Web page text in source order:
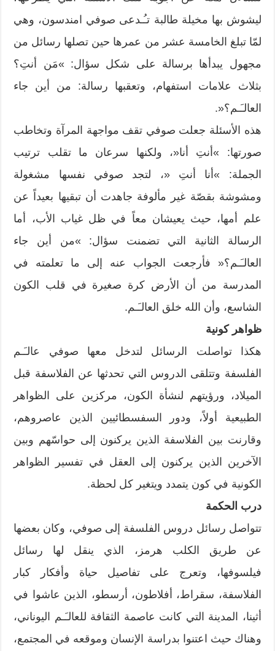
ليشوش بها مخيلة طالبة تـُـدعى صوفي امندسون، وهي
لمّا تبلغ الخامسة عشر من عمرها حين تصلها رسائل من
مجهول يبدأها برسالة على شكل سؤال: »مَن أنتِ؟
بثلاث علامات استفهام، وتعقبها رسالة: من أين جاء
العالـَـم؟«.
هذه الأسئلة جعلت صوفي تقف مواجهة المرآة وتخاطب
صورتها: »أنتِ أنا«، ولكنها سرعان ما تقلب ترتيب
الجملة: »أنا أنتِ «، لتجد صوفي نفسها مشغولة
ومشوشة بقصّة غير مألوفة جاهدت أن تبقيها بعيداً عن
علم أمها، حيث يعيشان معاً في ظل غياب الأب، أما
الرسالة الثانية التي تضمنت سؤال: »من أين جاء
العالـَـم؟« فأرجعت الجواب عنه إلى ما تعلمته في
المدرسة من أن الأرض كرة صغيرة في قلب الكون
الشاسع، وأن الله خلق العالـَـم.
ظواهر كونية
هكذا تواصلت الرسائل لتدخل معها صوفي عالـَـم
الفلسفة وتتلقى الدروس التي تحدثها عن الفلاسفة قبل
الميلاد، ورؤيتهم لنشأة الكون، مركزين على الظواهر
الطبيعية أولاً، ودور السفسطائيين الذين عاصروهم،
وقارنت بين الفلاسفة الذين يركنون إلى حواسّهم وبين
الآخرين الذين يركنون إلى العقل في تفسير الظواهر
الكونية في كون يتمدد ويتغير كل لحظة.
درب الحكمة
تتواصل رسائل دروس الفلسفة إلى صوفي، وكان بعضها
عن طريق الكلب هرمز، الذي ينقل لها رسائل
فيلسوفها، وتعرج على تفاصيل حياة وأفكار كبار
الفلاسفة، سقراط، أفلاطون، أرسطو، الذين عاشوا في
أثينا، المدينة التي كانت عاصمة الثقافة للعالـَـم اليوناني،
وهناك حيث اعتنوا بدراسة الإنسان وموقعه في المجتمع،